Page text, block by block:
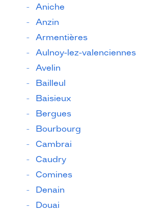
Aniche
Anzin
Armentières
Aulnoy-lez-valenciennes
Avelin
Bailleul
Baisieux
Bergues
Bourbourg
Cambrai
Caudry
Comines
Denain
Douai